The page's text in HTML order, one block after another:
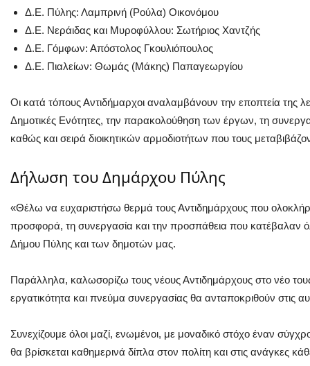
Δ.Ε. Πύλης: Λαμπρινή (Ρούλα) Οικονόμου
Δ.Ε. Νεράιδας και Μυροφύλλου: Σωτήριος Χαντζής
Δ.Ε. Γόμφων: Απόστολος Γκουλιόπουλος
Δ.Ε. Πιαλείων: Θωμάς (Μάκης) Παπαγεωργίου
Οι κατά τόπους Αντιδήμαρχοι αναλαμβάνουν την εποπτεία της
Δημοτικές Ενότητες, την παρακολούθηση των έργων, τη
καθώς και σειρά διοικητικών αρμοδιοτήτων που τους
Δήλωση του Δημάρχου Πύλης
«Θέλω να ευχαριστήσω θερμά τους Αντιδημάρχους που
προσφορά, τη συνεργασία και την προσπάθεια που κατέβαλαν
Δήμου Πύλης και των δημοτών μας.
Παράλληλα, καλωσορίζω τους νέους Αντιδημάρχους στο νέο
εργατικότητα και πνεύμα συνεργασίας θα ανταποκριθούν στις
Συνεχίζουμε όλοι μαζί, ενωμένοι, με μοναδικό στόχο έναν
θα βρίσκεται καθημερινά δίπλα στον πολίτη και στις ανάγκες